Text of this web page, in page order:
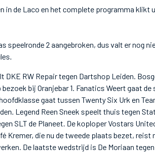
in de Laco en het complete programma klikt u
speelronde 2 aangebroken, dus valt er nog
DKE RW Repair tegen Dartshop Leiden.
bij Oranjebar 1. Fanatics Weert gaat
gaat tussen Twenty Six Urk en
Legend Reen Sneek speelt thuis tegen
SLT de Planeet. De koploper Vostars
Kremer, die nu de tweede plaats bezet,
De laatste wedstrijd is De Moriaan